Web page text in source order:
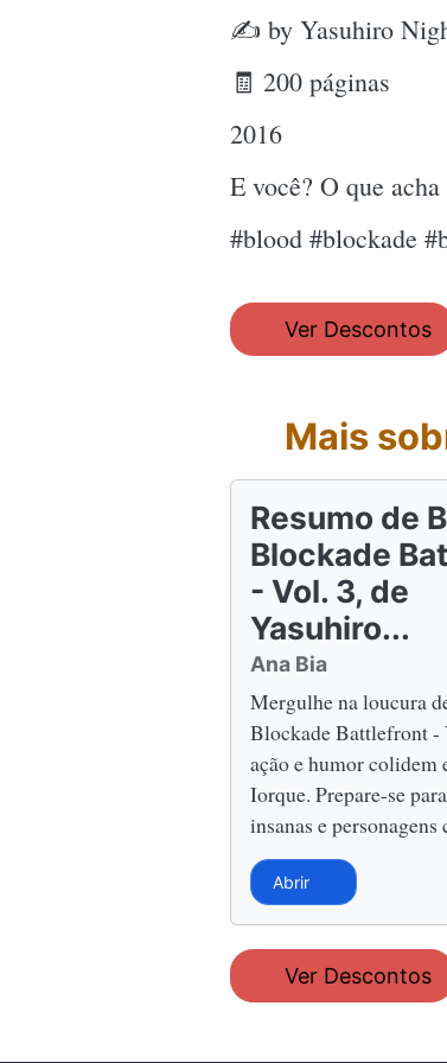
✍ by Yasuhiro
🧾 200 páginas
2016
E você? O que
#blood #blockade
Ver Descontos
Mais
Resumo de
Blockade
- Vol. 3, de
Yasuhiro...
Ana Bia
Mergulhe na loucura
Blockade Battlefront -
ação e humor colidem
Iorque. Prepare-se
insanas e
Abrir
Ver Descontos